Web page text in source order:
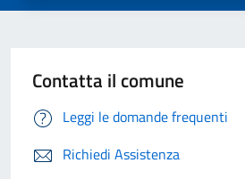
Contatta il comune
Leggi le domande frequenti
Richiedi Assistenza